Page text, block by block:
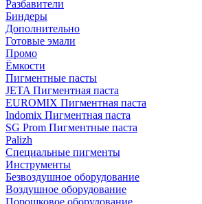
Разбавители
Биндеры
Дополнительно
Готовые эмали
Промо
Ёмкости
Пигментные пасты
JETA Пигментная паста
EUROMIX Пигментная паста
Indomix Пигментная паста
SG Prom Пигментные паста
Palizh
Специальные пигменты
Инструменты
Безвоздушное оборудование
Воздушное оборудование
Порошковое оборудование